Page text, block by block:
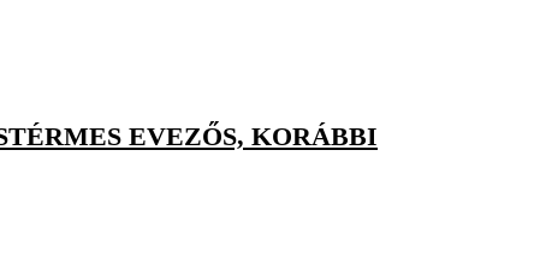
EVEZŐS, KORÁBBI